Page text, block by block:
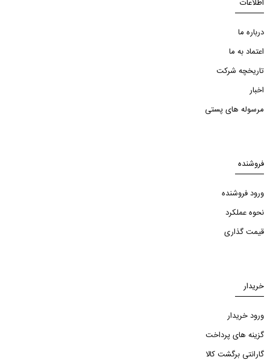
اطلاعات
درباره ما
اعتماد به ما
تاریخچه شرکت
اخبار
مرسوله های پستی
فروشنده
ورود فروشنده
نحوه عملکرد
قیمت گذاری
خریدار
ورود خریدار
گزینه های پرداخت
گارانتی برگشت کالا